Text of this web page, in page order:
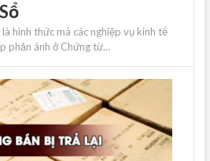
hình thức mà các nghiệp vụ kinh tế
phản ánh ở Chứng từ...